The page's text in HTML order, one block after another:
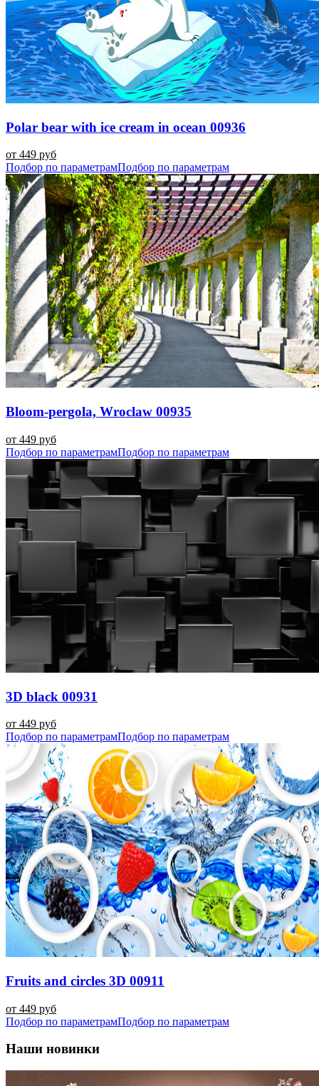
Polar bear with ice cream in ocean 00936
от 449 руб
Подбор по параметрамПодбор по параметрам
Bloom-pergola, Wroclaw 00935
от 449 руб
Подбор по параметрамПодбор по параметрам
3D black 00931
от 449 руб
Подбор по параметрамПодбор по параметрам
Fruits and circles 3D 00911
от 449 руб
Подбор по параметрамПодбор по параметрам
Наши новинки